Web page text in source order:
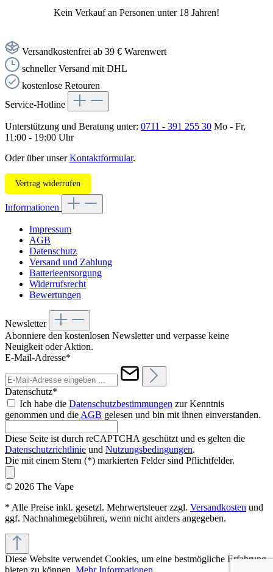
Kein Verkauf an Personen unter 18 Jahren!
Versandkostenfrei ab 39 € Warenwert
schneller Versand mit DHL
kostenlose Retouren
Service-Hotline
Unterstützung und Beratung unter: 0711 - 391 255 30 Mo - Fr,
11:00 - 19:00 Uhr
Oder über unserKontaktformular.
Vertrag widerrufen
Informationen
Impressum
AGB
Datenschutz
Versand und Zahlung
Batterieentsorgung
Widerrufsrecht
Bewertungen
Newsletter
Abonniere den kostenlosen Newsletter und verpasse keine
Neuigkeit oder Aktion.
E-Mail-Adresse*
Datenschutz*
Ich habe die Datenschutzbestimmungen zur Kenntnis
genommen und die AGB gelesen und bin mit ihnen einverstanden.
Diese Seite ist durch reCAPTCHA geschützt und es gelten die
Datenschutzrichtlinie und Nutzungsbedingungen.
Die mit einem Stern (*) markierten Felder sind Pflichtfelder.
© 2026 The Vape
* Alle Preise inkl. gesetzl. Mehrwertsteuer zzgl. Versandkosten und
ggf. Nachnahmegebühren, wenn nicht anders angegeben.
Diese Website verwendet Cookies, um eine bestmögliche Erfahrung